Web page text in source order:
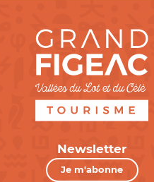
Newsletter
Je m'abonne